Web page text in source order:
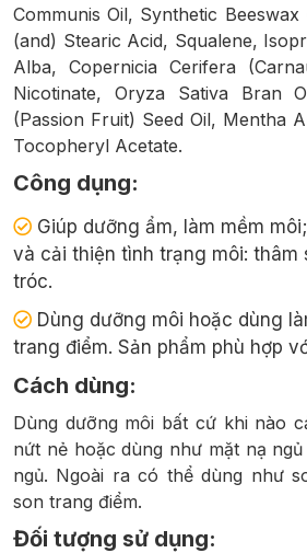
Communis Oil, Synthetic
(and) Stearic Acid, Squalene,
Alba, Copernicia Cerifera
Nicotinate, Oryza Sativa Bran
(Passion Fruit) Seed Oil, Mentha
Tocopheryl Acetate.
Công dụng:
Giúp dưỡng ẩm, làm mềm
và cải thiện tình trạng môi: thâm
tróc.
Dùng dưỡng môi hoặc dùng
trang điểm. Sản phẩm phù hợp
Cách dùng:
Dùng dưỡng môi bất cứ khi nào
nứt nẻ hoặc dùng như mặt nạ
ngủ. Ngoài ra có thể dùng như
son trang điểm.
Đối tượng sử dụng: